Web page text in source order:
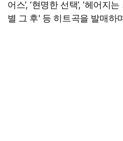
어스’, ‘현명한 선택’, ‘헤어지
별 그 후' 등 히트곡을 발매하